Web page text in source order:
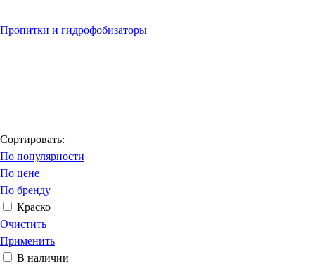
Пропитки и гидрофобизаторы
Сортировать:
По популярности
По цене
По бренду
Краско
Очистить
Применить
В наличии